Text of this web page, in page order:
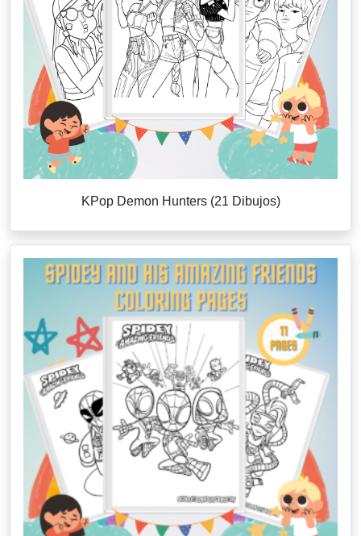
KPop Demon Hunters (21 Dibujos)